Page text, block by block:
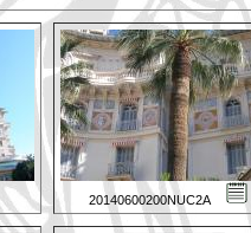
20140600200NUC2A